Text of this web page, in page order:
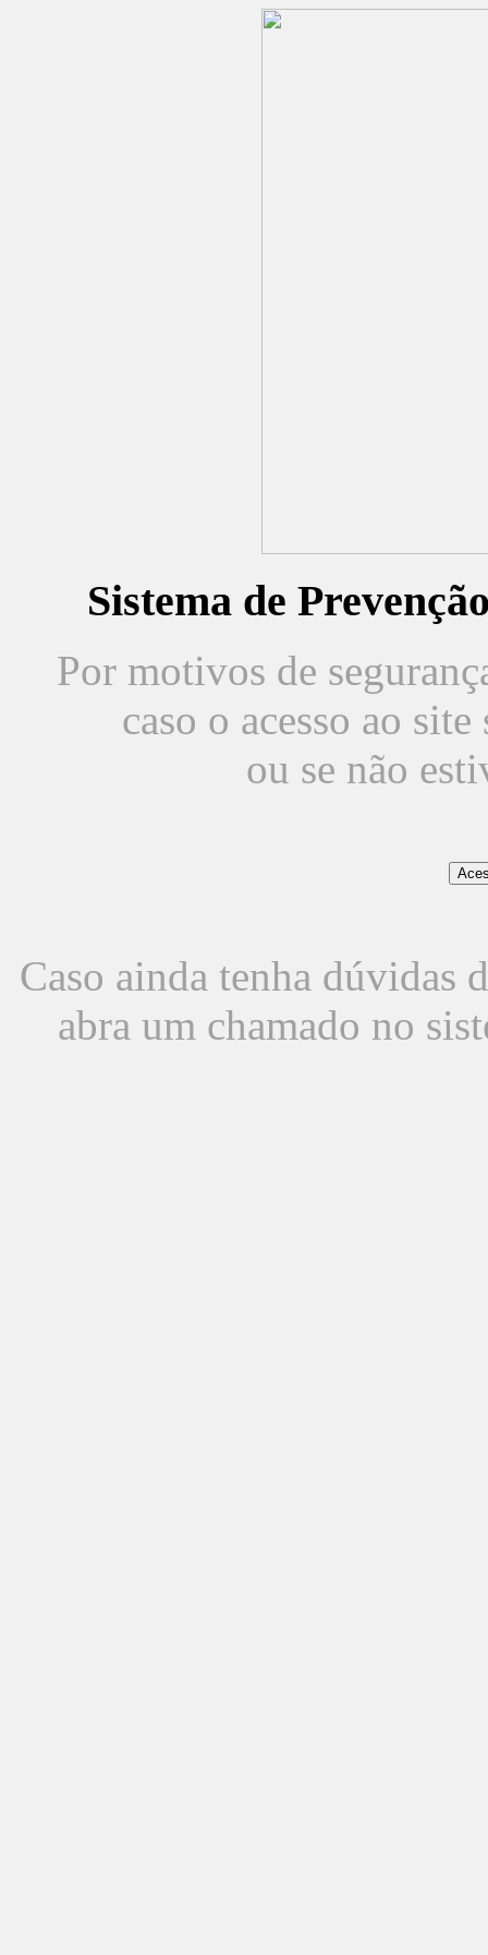
Sistema de
Por motivos de
caso o acesso ao
ou se não
Caso ainda tenha dúvidas
abra um chamado no